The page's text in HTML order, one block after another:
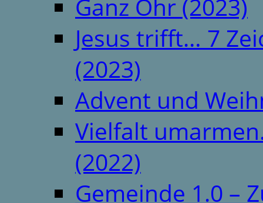
Ganz Ohr (2023)
Jesus trifft… 7
(2023)
Advent und
Vielfalt
(2022)
Gemeinde 1.0 –